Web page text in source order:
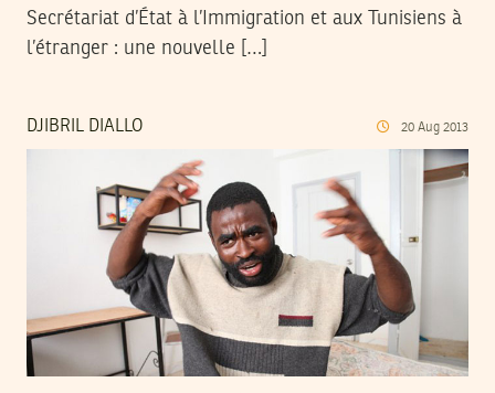
Secrétariat d’État à l’Immigration et aux Tunisiens à
l’étranger : une nouvelle […]
DJIBRIL DIALLO 20 Aug 2013